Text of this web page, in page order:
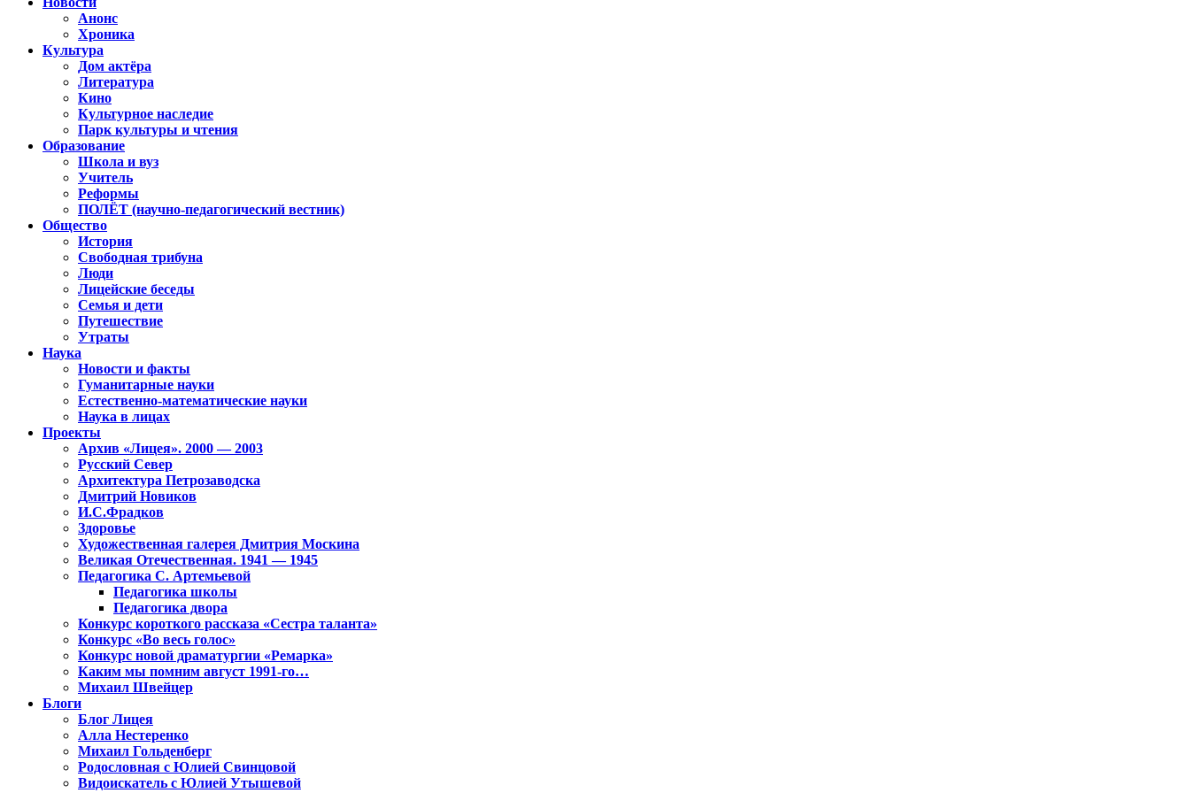
Анонс
Хроника
Культура
Дом актёра
Литература
Кино
Культурное наследие
Парк культуры и чтения
Образование
Школа и вуз
Учитель
Реформы
ПОЛЁТ (научно-педагогический вестник)
Общество
История
Свободная трибуна
Люди
Лицейские беседы
Семья и дети
Путешествие
Утраты
Наука
Новости и факты
Гуманитарные науки
Естественно-математические науки
Наука в лицах
Проекты
Архив «Лицея». 2000 — 2003
Русский Север
Архитектура Петрозаводска
Дмитрий Новиков
И.С.Фрадков
Здоровье
Художественная галерея Дмитрия Москина
Великая Отечественная. 1941 — 1945
Педагогика С. Артемьевой
Педагогика школы
Педагогика двора
Конкурс короткого рассказа «Сестра таланта»
Конкурс «Во весь голос»
Конкурс новой драматургии «Ремарка»
Каким мы помним август 1991-го…
Михаил Швейцер
Блоги
Блог Лицея
Алла Нестеренко
Михаил Гольденберг
Родословная с Юлией Свинцовой
Видоискатель с Юлией Утышевой